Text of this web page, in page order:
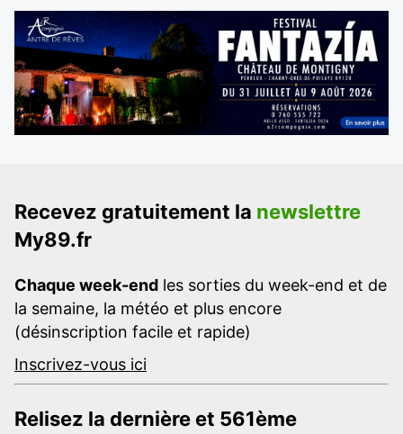
Recevez gratuitement la newslettre
My89.fr
Chaque week-end les sorties du week-end et de
la semaine, la météo et plus encore
(désinscription facile et rapide)
Inscrivez-vous ici
Relisez la dernière et 561ème